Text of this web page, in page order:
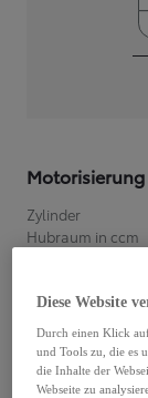
Motorisierung
Zylinder
Hubraum in ccm
Beschleunigung
Diese Website
Durch einen Klick
und Tools zu, die es
die Inhalte der
Webseite zu